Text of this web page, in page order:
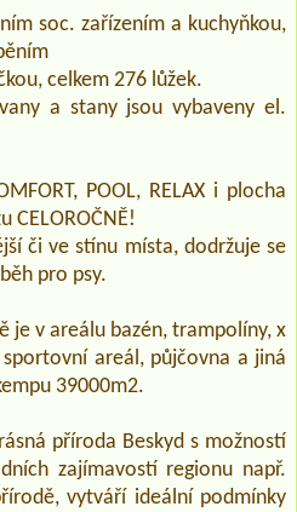
soc. zařízením a kuchyňkou,
celkem 276 lůžek.
a stany jsou vybaveny el.
POOL, RELAX i plocha
CELOROČNĚ!
či ve stínu místa, dodržuje se
pro psy.
je v areálu bazén, trampolíny, x
areál, půjčovna a jiná
39000m2.
příroda Beskyd s možností
zajímavostí regionu např.
vytváří ideální podmínky